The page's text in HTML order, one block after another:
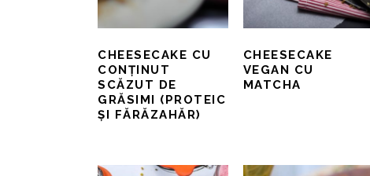
CHEESECAKE CU
CONȚINUT
SCĂZUT DE
GRĂSIMI (PROTEIC
ȘI FĂRĂZAHĂR)
CHEESECAKE
VEGAN CU
MATCHA